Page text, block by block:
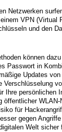
Netzwerken
VPN (Virtual
und den
können
Passwort in
Updates
Verschlüsselung
Ihre persönlichen
öffentlicher
für
gegen
Welt sicher